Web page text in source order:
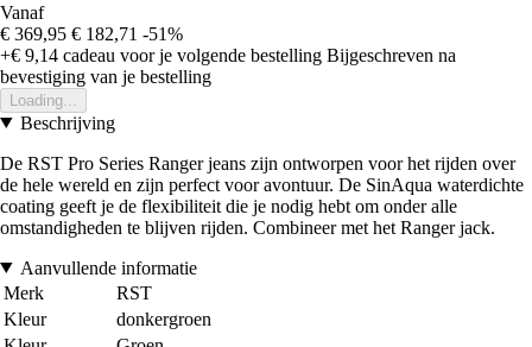
Vanaf
€ 369,95 € 182,71 -51%
+€ 9,14 cadeau voor je volgende bestelling Bijgeschreven na
bevestiging van je bestelling
Loading...
Beschrijving
De RST Pro Series Ranger jeans zijn ontworpen voor het rijden over
de hele wereld en zijn perfect voor avontuur. De SinAqua waterdichte
coating geeft je de flexibiliteit die je nodig hebt om onder alle
omstandigheden te blijven rijden. Combineer met het Ranger jack.
Aanvullende informatie
Merk
RST
Kleur
donkergroen